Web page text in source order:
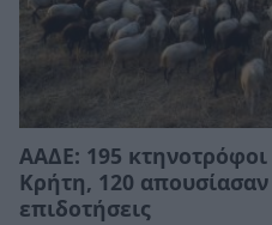
ΑΑΔΕ: 195
Κρήτη, 120 απουσίασαν
επιδοτήσεις